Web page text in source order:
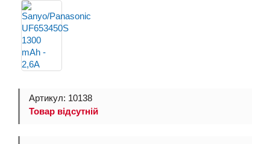
Артикул: 10138
Товар відсутній